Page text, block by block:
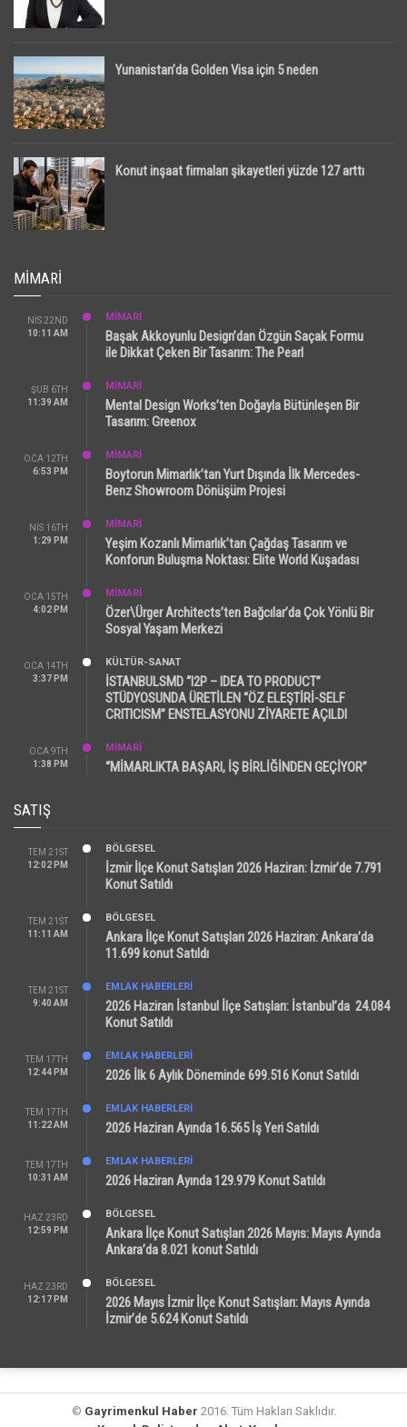
Yunanistan’da Golden Visa için 5 neden
Konut inşaat firmaları şikayetleri yüzde 127 arttı
MIMARI
NIS 22ND
10:11 AM
MİMARİ
Başak Akkoyunlu Design’dan Özgün Saçak Formu
ile Dikkat Çeken Bir Tasarım: The Pearl
ŞUB 6TH
11:39 AM
MİMARİ
Mental Design Works’ten Doğayla Bütünleşen Bir
Tasarım: Greenox
OCA 12TH
6:53 PM
MİMARİ
Boytorun Mimarlık’tan Yurt Dışında İlk Mercedes-
Benz Showroom Dönüşüm Projesi
NIS 16TH
1:29 PM
MİMARİ
Yeşim Kozanlı Mimarlık’tan Çağdaş Tasarım ve
Konforun Buluşma Noktası: Elite World Kuşadası
OCA 15TH
4:02 PM
MİMARİ
Özer\Ürger Architects’ten Bağcılar’da Çok Yönlü Bir
Sosyal Yaşam Merkezi
OCA 14TH
3:37 PM
KÜLTÜR-SANAT
İSTANBULSMD “I2P – IDEA TO PRODUCT”
STÜDYOSUNDA ÜRETİLEN “ÖZ ELEŞTİRİ-SELF
CRITICISM” ENSTELASYONU ZİYARETE AÇILDI
OCA 9TH
1:38 PM
MİMARİ
“MİMARLIKTA BAŞARI, İŞ BİRLİĞİNDEN GEÇİYOR”
SATIŞ
TEM 21ST
12:02 PM
BÖLGESEL
İzmir İlçe Konut Satışları 2026 Haziran: İzmir’de 7.791
Konut Satıldı
TEM 21ST
11:11 AM
BÖLGESEL
Ankara İlçe Konut Satışları 2026 Haziran: Ankara’da
11.699 konut Satıldı
TEM 21ST
9:40 AM
EMLAK HABERLERI
2026 Haziran İstanbul İlçe Satışları: İstanbul’da 24.084
Konut Satıldı
TEM 17TH
12:44 PM
EMLAK HABERLERI
2026 İlk 6 Aylık Döneminde 699.516 Konut Satıldı
TEM 17TH
11:22 AM
EMLAK HABERLERI
2026 Haziran Ayında 16.565 İş Yeri Satıldı
TEM 17TH
10:31 AM
EMLAK HABERLERI
2026 Haziran Ayında 129.979 Konut Satıldı
HAZ 23RD
12:59 PM
BÖLGESEL
Ankara İlçe Konut Satışları 2026 Mayıs: Mayıs Ayında
Ankara’da 8.021 konut Satıldı
HAZ 23RD
12:17 PM
BÖLGESEL
2026 Mayıs İzmir İlçe Konut Satışları: Mayıs Ayında
İzmir’de 5.624 Konut Satıldı
© Gayrimenkul Haber 2016. Tüm Hakları Saklıdır.